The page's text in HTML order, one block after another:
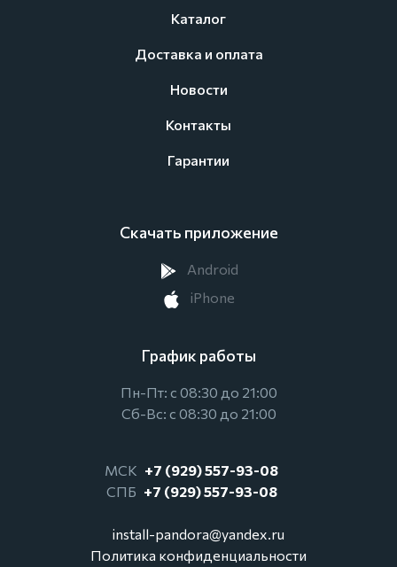
Каталог
Доставка и оплата
Новости
Контакты
Гарантии
Скачать приложение
Android
iPhone
График работы
Пн-Пт: с 08:30 до 21:00
Сб-Вс: с 08:30 до 21:00
МСК +7 (929) 557-93-08
СПБ +7 (929) 557-93-08
install-pandora@yandex.ru
Политика конфиденциальности